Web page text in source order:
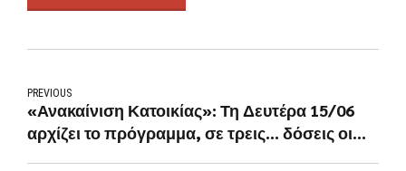
PREVIOUS
«Ανακαίνιση Κατοικίας»: Τη Δευτέρα 15/06
αρχίζει το πρόγραμμα, σε τρεις… δόσεις οι